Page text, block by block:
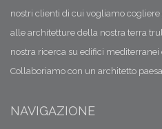
25/06/2018 23:49
Trulli - il cocciopesto la
16/06/2018 12:35
nostri clienti di cui vogliamo
alle architetture della nostra terra
nostra ricerca su edifici
Collaboriamo con un architetto
NAVIGAZIONE